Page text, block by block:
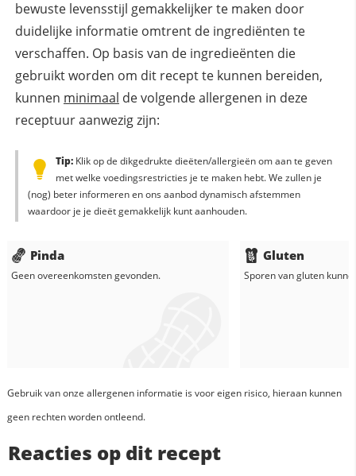
bewuste levensstijl gemakkelijker te maken door
duidelijke informatie omtrent de ingrediënten te
verschaffen. Op basis van de ingredieënten die
gebruikt worden om dit recept te kunnen bereiden,
kunnen minimaal de volgende allergenen in deze
receptuur aanwezig zijn:
Tip:Klik op de dikgedrukte dieëten/allergieën om aan te geven
met welke voedingsrestricties je te maken hebt. We zullen je
(nog) beter informeren en ons aanbod dynamisch afstemmen
waardoor je je dieët gemakkelijk kunt aanhouden.
Pinda
Geen overeenkomsten gevonden.
Gluten
Sporen van gluten
Gebruik van onze allergenen informatie is voor eigen risico, hieraan kunnen
geen rechten worden ontleend.
Reacties op dit recept